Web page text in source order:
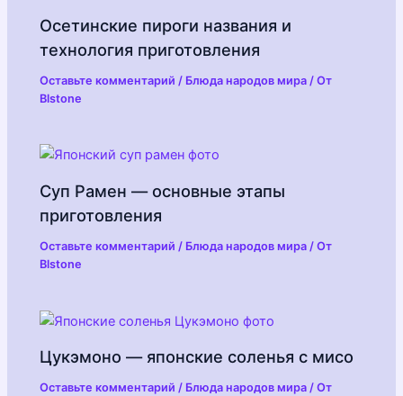
Осетинские пироги названия и
технология приготовления
Оставьте комментарий / Блюда народов мира / От
Blstone
Суп Рамен — основные этапы
приготовления
Оставьте комментарий / Блюда народов мира / От
Blstone
Цукэмоно — японские соленья с мисо
Оставьте комментарий / Блюда народов мира / От